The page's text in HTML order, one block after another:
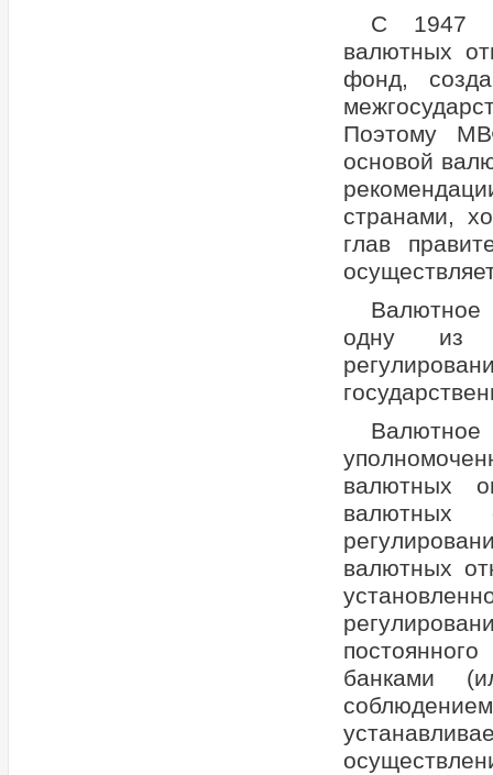
С 1947 г.
валютных
фонд,
Поэтому
основой
странами,
глав
Валютное
одну из
валютных
валютных
валютных
банками